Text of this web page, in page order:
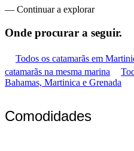
— Continuar a explorar
Onde procurar a seguir.
Todos os catamarãs em
catamarãs na mesma marina
Bahamas, Martinica e Grenada
Comodidades